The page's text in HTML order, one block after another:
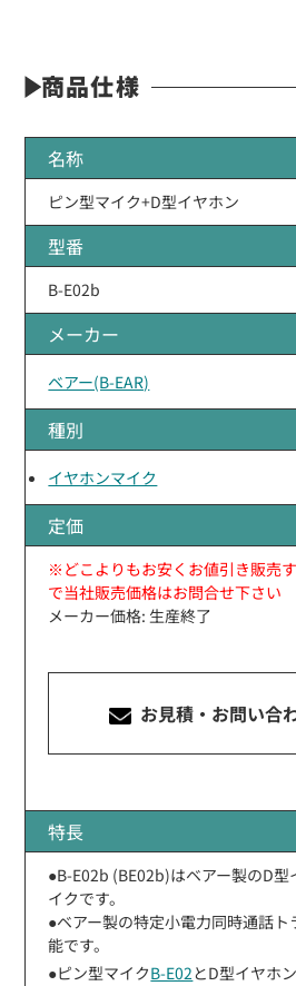
商品仕様
名称
ピン型マイク+D型イヤホン
型番
B-E02b
メーカー
ベアー(B-EAR)
種別
イヤホンマイク
定価
※どこよりもお安くお値引き販売
で当社販売価格はお問合せ下さい
メーカー価格: 生産終了
お見積・お問い合
特長
●B-E02b (BE02b)はベアー製のD
イクです。
●ベアー製の特定小電力同時通話
能です。
●ピン型マイクB-E02とD型イヤホン